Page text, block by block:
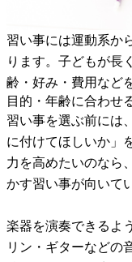
習い事には運動系か
ります。子どもが長
齢・好み・費用など
目的・年齢に合わせ
習い事を選ぶ前には
に付けてほしいか」
力を高めたいのなら
かす習い事が向いて
楽器を演奏できるよ
リン・ギターなどの